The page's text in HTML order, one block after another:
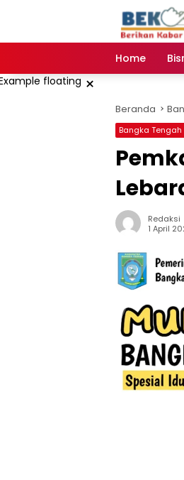
Home
×
Beranda
Bangka Tengah
Redaksi
1 April